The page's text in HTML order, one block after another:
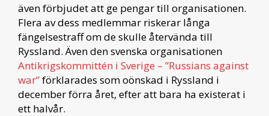
även förbjudet att ge pengar till organisationen.
Flera av dess medlemmar riskerar långa
fängelsestraff om de skulle återvända till
Ryssland. Även den svenska organisationen
Antikrigskommittén i Sverige – ”Russians against
war”förklarades som oönskad i Ryssland i
december förra året, efter att bara ha existerat i
ett halvår.